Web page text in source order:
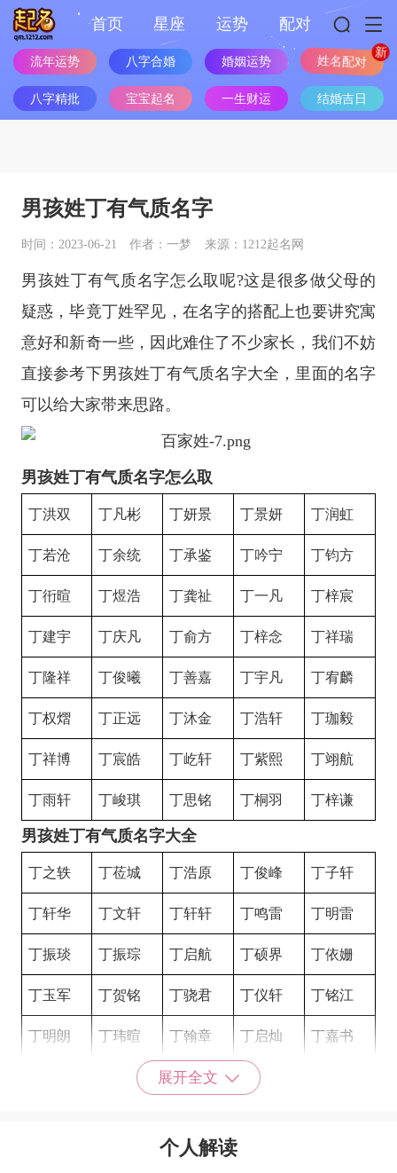
首页 星座 运势 配对
流年运势 八字合婚 婚姻运势 姓名配对
八字精批 宝宝起名 一生财运 结婚吉日
男孩姓丁有气质名字
时间：2023-06-21 作者：一梦 来源：1212起名网
男孩姓丁有气质名字怎么取呢?这是很多做父母的
疑惑，毕竟丁姓罕见，在名字的搭配上也要讲究寓
意好和新奇一些，因此难住了不少家长，我们不妨
直接参考下男孩姓丁有气质名字大全，里面的名字
可以给大家带来思路。
男孩姓丁有气质名字怎么取
丁洪双 丁凡彬 丁妍景 丁景妍 丁润虹
丁若沧 丁余统 丁承鉴 丁吟宁 丁钧方
丁衎暄 丁煜浩 丁龚祉 丁一凡 丁梓宸
丁建宇 丁庆凡 丁俞方 丁梓念 丁祥瑞
丁隆祥 丁俊曦 丁善嘉 丁宇凡 丁宥麟
丁权熠 丁正远 丁沐金 丁浩轩 丁珈毅
丁祥博 丁宸皓 丁屹轩 丁紫熙 丁翊航
丁雨轩 丁峻琪 丁思铭 丁桐羽 丁梓谦
男孩姓丁有气质名字大全
丁之轶 丁莅城 丁浩原 丁俊峰 丁子轩
丁轩华 丁文轩 丁轩轩 丁鸣雷 丁明雷
丁振琰 丁振琮 丁启航 丁硕界 丁依姗
丁玉军 丁贺铭 丁骁君 丁仪轩 丁铭江
丁明朗 丁玮暄 丁翰章 丁启灿 丁嘉书
丁文彬 丁千翔 丁柯宇
丁锐琛
展开全文
个人解读